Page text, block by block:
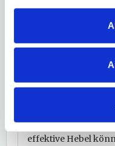
Böhms
handhabende
Gewinne bei
Kursbewegungen.
Geld können Sie
effektive Hebel